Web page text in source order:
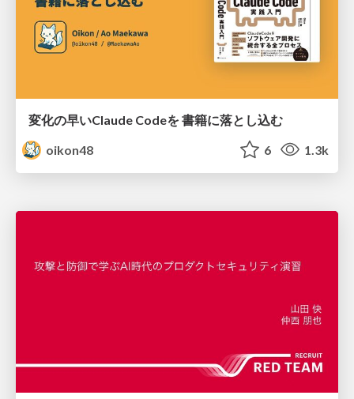
変化の早いClaude Codeを 書籍に落とし込む
oikon48
6 1.3k